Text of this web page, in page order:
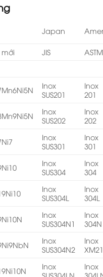
Japan
JIS
ASTM
Inox
SUS201
Inox
201
Inox
SUS202
Inox
202
Inox
SUS301
Inox
301
Inox
SUS304
Inox
304
Inox
SUS304L
Inox
304L
Inox
SUS304N1
Inox
304N
Inox
SUS304N2
Inox
Inox
Inox